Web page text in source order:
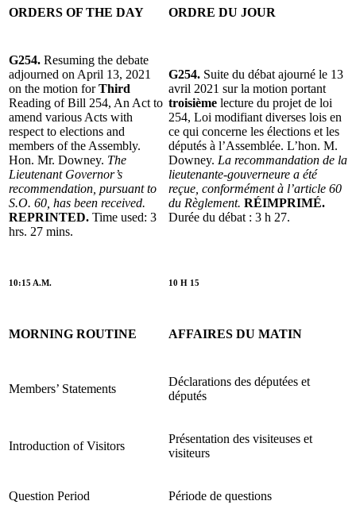
ORDERS OF THE DAY ORDRE DU JOUR
G254. Resuming the debate
adjourned on April 13, 2021
on the motion forThird
Reading of Bill 254, An Act to
amend various Acts with
respect to elections and
members of the Assembly.
Hon. Mr. Downey. The
Lieutenant Governor’s
recommendation, pursuant to
S.O. 60, has been received.
REPRINTED. Time used: 3
hrs. 27 mins.
G254. Suite du débat ajourné le 13
avril 2021 sur la motion portant
troisième lecture du projet de loi
254, Loi modifiant diverses lois en
ce qui concerne les élections et les
députés à l’Assemblée. L’hon. M.
Downey. La recommandation de la
lieutenante-gouverneure a été
reçue, conformément à l’article 60
du Règlement. RÉIMPRIMÉ.
Durée du débat : 3 h 27.
10:15 A.M. 10 H 15
MORNING ROUTINE AFFAIRES DU MATIN
Members’ Statements
Déclarations des députées et
députés
Introduction of Visitors
Présentation des visiteuses et
visiteurs
Question Period Période de questions